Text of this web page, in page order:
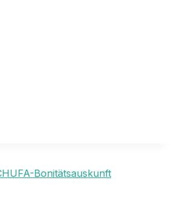
Bonitätsauskunft